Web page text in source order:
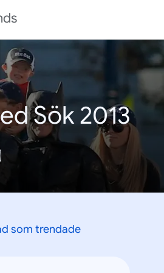
Sök 2013
som trendade